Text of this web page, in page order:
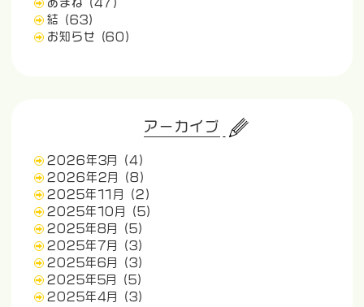
あまね
(47)
結
(63)
お知らせ
(60)
アーカイブ
2026年3月
(4)
2026年2月
(8)
2025年11月
(2)
2025年10月
(5)
2025年8月
(5)
2025年7月
(3)
2025年6月
(3)
2025年5月
(5)
2025年4月
(3)